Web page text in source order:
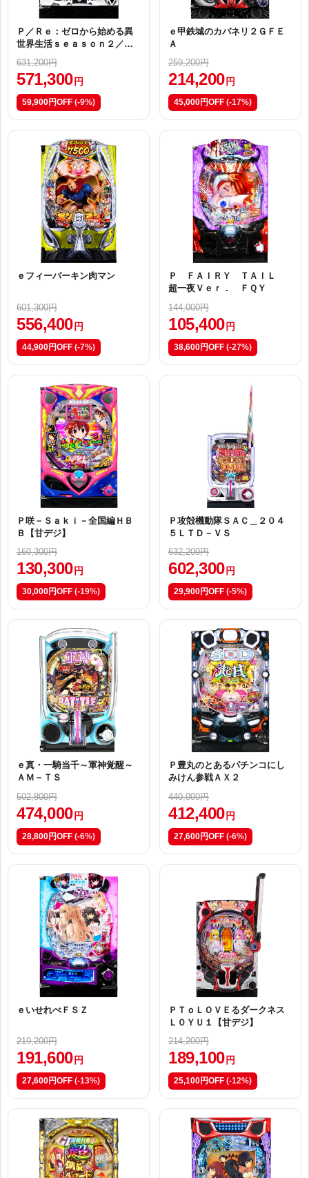
Ｐ／Ｒｅ：ゼロから始める異
世界生活ｓｅａｓｏｎ２／Ａ
631,200円
571,300 円
59,900円OFF (-9%)
ｅ甲鉄城のカバネリ２ＧＦＥ
Ａ
259,200円
214,200 円
45,000円OFF (-17%)
ｅフィーバーキン肉マン
601,300円
556,400 円
44,900円OFF (-7%)
Ｐ ＦＡＩＲＹ ＴＡＩＬ
超一夜Ｖｅｒ． ＦＱＹ
144,000円
105,400 円
38,600円OFF (-27%)
Ｐ咲－Ｓａｋｉ－全国編ＨＢ
Ｂ【甘デジ】
160,300円
130,300 円
30,000円OFF (-19%)
Ｐ攻殻機動隊ＳＡＣ＿２０４
５ＬＴＤ－ＶＳ
632,200円
602,300 円
29,900円OFF (-5%)
ｅ真・一騎当千～軍神覚醒～
ＡＭ－ＴＳ
502,800円
474,000円
28,800円OFF (-6%)
Ｐ豊丸のとあるパチンコにし
みけん参戦ＡＸ２
440,000円
412,400円
27,600円OFF (-6%)
ｅいせれべＦＳＺ
219,200円
191,600 円
27,600円OFF (-13%)
ＰＴｏＬＯＶＥるダークネス
Ｌ０ＹＵ１【甘デジ】
214,200円
189,100 円
25,100円OFF (-12%)